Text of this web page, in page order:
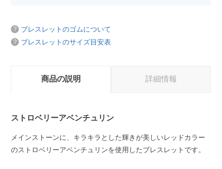
ブレスレットのゴムについて
ブレスレットのサイズ目安表
商品の説明 詳細情報
ストロベリーアベンチュリン
メインストーンに、キラキラとした輝きが美しいレッドカラー
のストロベリーアベンチュリンを使用したブレスレットです。